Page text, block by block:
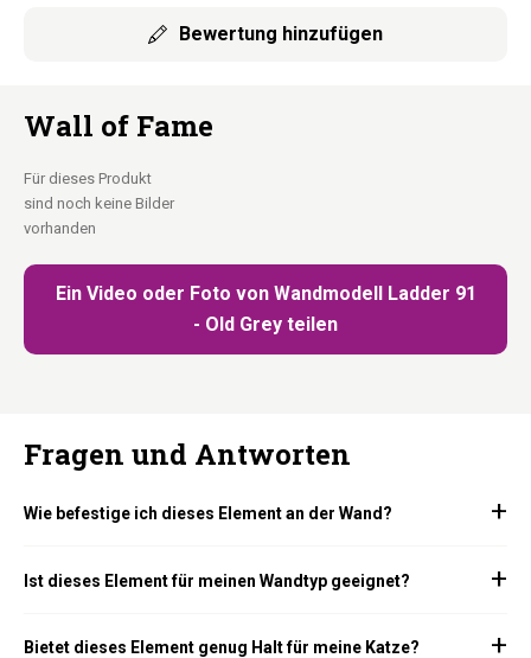
Bewertung hinzufügen
Wall of Fame
Ein Video oder Foto von Wandmodell Ladder 91
- Old Grey teilen
Für dieses Produkt
sind noch keine Bilder
vorhanden
Fragen und Antworten
Wie befestige ich dieses Element an der Wand?
Ist dieses Element für meinen Wandtyp geeignet?
Bietet dieses Element genug Halt für meine Katze?